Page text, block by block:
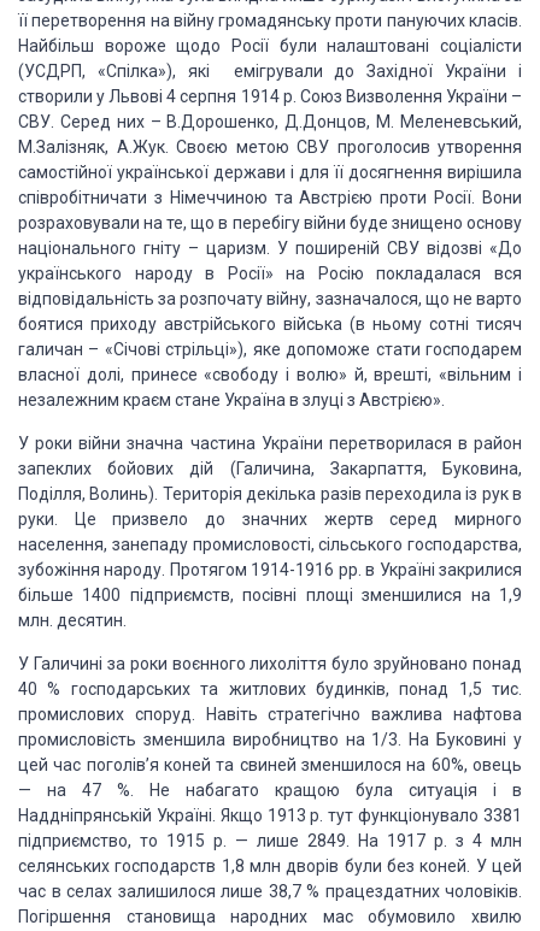
її перетворення на війну громадянську проти пануючих класів.
Найбільш вороже щодо Росії були налаштовані соціалісти
(УСДРП, «Спілка»), які емігрували до Західної України і
створили у Львові 4 серпня 1914 р. Союз Визволення України –
СВУ. Серед них – В.Дорошенко, Д.Донцов, М. Меленевський,
М.Залізняк, А.Жук. Своєю метою СВУ проголосив утворення
самостійної української держави і для її досягнення вирішила
співробітничати з Німеччиною та Австрією проти Росії. Вони
розраховували на те, що в перебігу війни буде знищено основу
національного гніту – царизм. У поширеній СВУ відозві «До
українського народу в Росії» на Росію покладалася вся
відповідальність за розпочату війну, зазначалося, що не варто
боятися приходу австрійського війська (в ньому сотні тисяч
галичан – «Січові стрільці»), яке допоможе стати господарем
власної долі, принесе «свободу і волю» й, врешті, «вільним і
незалежним краєм стане Україна в злуці з Австрією».
У роки війни значна частина України перетворилася в район
запеклих бойових дій (Галичина, Закарпаття, Буковина,
Поділля, Волинь). Територія декілька разів переходила із рук в
руки. Це призвело до значних жертв серед мирного
населення, занепаду промисловості, сільського господарства,
зубожіння народу. Протягом 1914-1916 рр. в Україні закрилися
більше 1400 підприємств, посівні площі зменшилися на 1,9
млн. десятин.
У Галичині за роки воєнного лихоліття було зруйновано понад
40 % господарських та житлових будинків, понад 1,5 тис.
промислових споруд. Навіть стратегічно важлива нафтова
промисловість зменшила виробництво на 1/3. На Буковині у
цей час поголів’я коней та свиней зменшилося на 60%, овець
— на 47 %. Не набагато кращою була ситуація і в
Наддніпрянській Україні. Якщо 1913 р. тут функціонувало 3381
підприємство, то 1915 р. — лише 2849. На 1917 р. з 4 млн
селянських господарств 1,8 млн дворів були без коней. У цей
час в селах залишилося лише 38,7 % працездатних чоловіків.
Погіршення становища народних мас обумовило хвилю